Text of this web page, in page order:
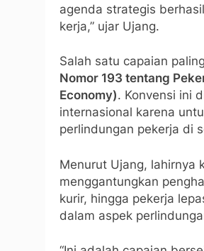
agenda strategis
kerja,” ujar Ujang.
Salah satu capaian
Nomor 193 tentang
Economy). Konvensi ini
internasional karena
perlindungan pekerja di
Menurut Ujang, lahirnya
menggantungkan
kurir, hingga pekerja
dalam aspek